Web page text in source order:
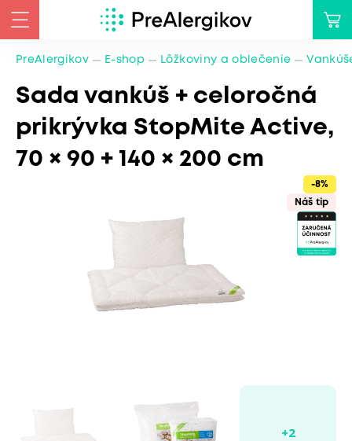
PreAlergikov E-shop Lôžkoviny a oblečenie
Sada vankúš + celoročná
prikrývka StopMite Active,
70 × 90 + 140 × 200 cm
-8%
Náš tip